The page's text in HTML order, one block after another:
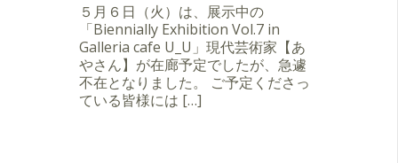
５月６日（火）は、展示中の
「Biennially Exhibition Vol.7 in
Galleria cafe U_U」現代芸術家【あ
やさん】が在廊予定でしたが、急遽
不在となりました。 ご予定くださっ
ている皆様には […]